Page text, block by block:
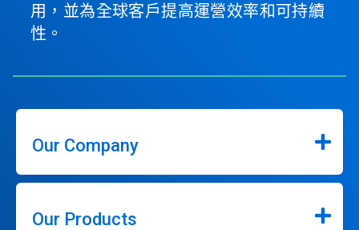
用，並為全球客戶提高運營效率和可持續
性。
Our Company
Our Products